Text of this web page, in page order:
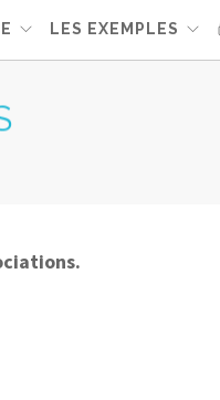
LES EXEMPLES